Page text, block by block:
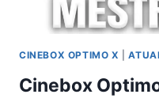
CINEBOX OPTIMO X |
Cinebox